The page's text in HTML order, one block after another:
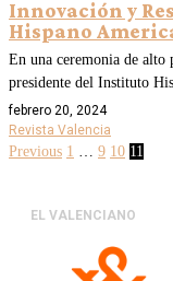
Innovación y
Hispano
En una ceremonia de
presidente del Instituto
febrero 20, 2024
Revista Valencia
Previous 1 … 9 10 11
EL VALENCIANO